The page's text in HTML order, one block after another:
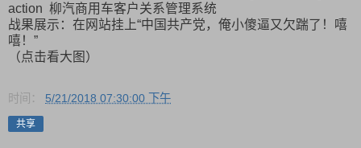
action 柳汽商用车客户关系管理系统
战果展示：在网站挂上“中国共产党，俺小傻逼又欠踹了！嘻
嘻！”
（点击看大图）
时间： 5/21/2018 07:30:00 下午
共享